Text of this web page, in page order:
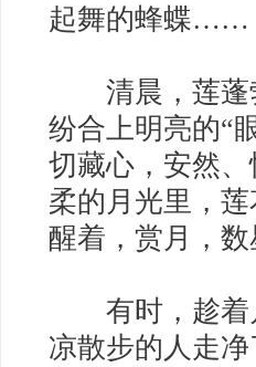
起舞的蜂蝶……
清晨，莲蓬
纷合上明亮的“
切藏心，安然
柔的月光里，
醒着，赏月，
有时，趁着
凉散步的人走